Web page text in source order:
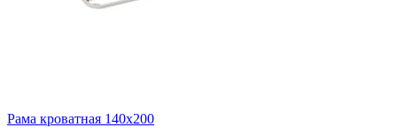
Рама кроватная 140х200